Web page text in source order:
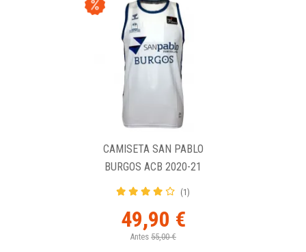
CAMISETA SAN PABLO
BURGOS ACB 2020-21
BLANCA
(1)
49,90 €
Antes 55,00 €